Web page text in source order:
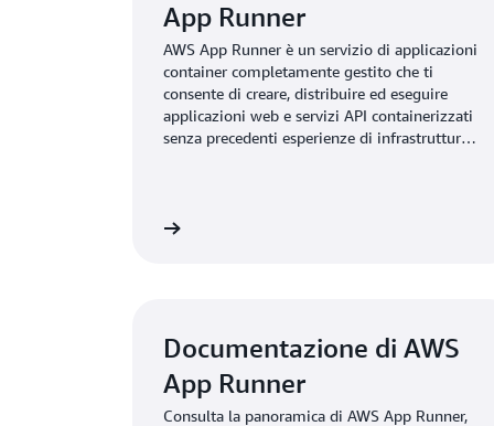
App Runner
AWS App Runner è un servizio di applicazioni
container completamente gestito che ti
consente di creare, distribuire ed eseguire
applicazioni web e servizi API containerizzati
senza precedenti esperienze di infrastruttura o
Documentazione di AWS
App Runner
Consulta la panoramica di AWS App Runner,